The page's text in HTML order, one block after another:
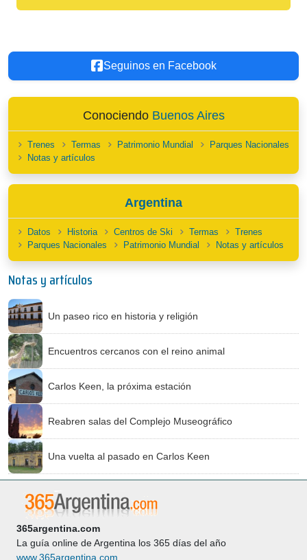
Seguinos en Facebook
Conociendo Buenos Aires
Trenes Termas Patrimonio Mundial
Parques Nacionales
Notas y artículos
Argentina
Datos Historia Centros de Ski Termas
Trenes
Parques Nacionales
Patrimonio Mundial Notas y artículos
Notas y artículos
Un paseo rico en historia y religión
Encuentros cercanos con el reino animal
Carlos Keen, la próxima estación
Reabren salas del Complejo Museográfico
Una vuelta al pasado en Carlos Keen
365argentina.com
La guía online de Argentina los 365 días del año
www.365argentina.com